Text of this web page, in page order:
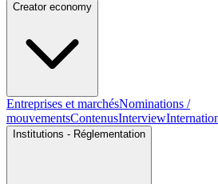
Creator economy
Entreprises et marchésNominations /
mouvementsContenusInterview
Institutions - Réglementation